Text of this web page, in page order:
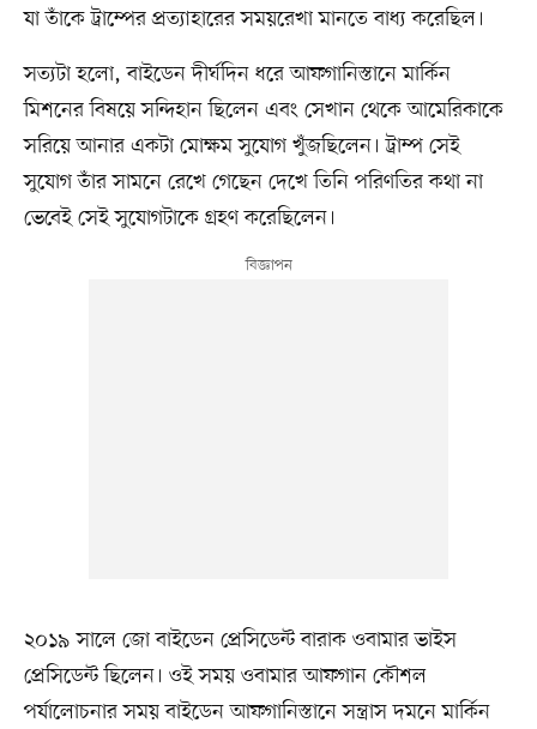
যা তাঁকে ট্রাম্পের প্রত্যাহারের সময়রেখা মানতে বাধ্য করেছিল।
সত্যটা হলো, বাইডেন দীর্ঘদিন ধরে আফগানিস্তানে মার্কিন
মিশনের বিষয়ে সন্দিহান ছিলেন এবং সেখান থেকে আমেরিকাকে
সরিয়ে আনার একটা মোক্ষম সুযোগ খুঁজছিলেন। ট্রাম্প সেই
সুযোগ তাঁর সামনে রেখে গেছেন দেখে তিনি পরিণতির কথা না
ভেবেই সেই সুযোগটাকে গ্রহণ করেছিলেন।
২০১৯ সালে জো বাইডেন প্রেসিডেন্ট বারাক ওবামার ভাইস
প্রেসিডেন্ট ছিলেন। ওই সময় ওবামার আফগান কৌশল
পর্যালোচনার সময় বাইডেন আফগানিস্তানে সন্ত্রাস দমনে মার্কিন